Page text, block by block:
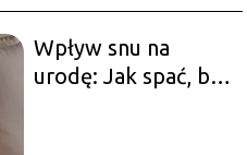
Wpływ snu na
urodę: Jak spać, by